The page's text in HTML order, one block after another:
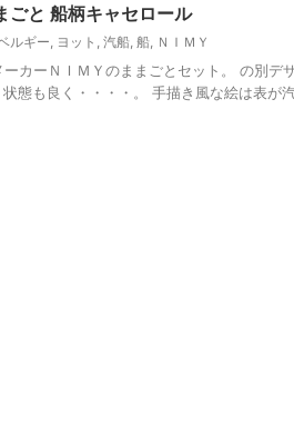
ごと 船柄キャセロール
ルギー ヨット 汽船 船 ＮＩＭＹ
カーＮＩＭＹのままごとセット。 の別デ
態も良く・・・・。 手描き風な絵は表が汽